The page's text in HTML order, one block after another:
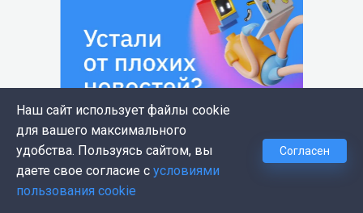
Наш сайт использует файлы cookie
для вашего максимального
удобства. Пользуясь сайтом, вы
даете свое согласие с условиями
пользования cookie
Согласен